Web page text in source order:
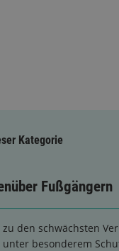
Kategorie
Fußgängern
den schwächsten
besonderem